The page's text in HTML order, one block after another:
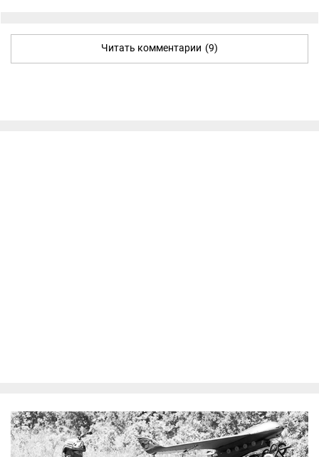
Читать комментарии (9)